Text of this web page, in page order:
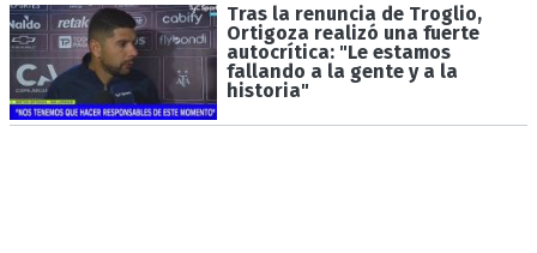
Tras la renuncia de Troglio,
Ortigoza realizó una fuerte
autocrítica: "Le estamos
fallando a la gente y a la
historia"